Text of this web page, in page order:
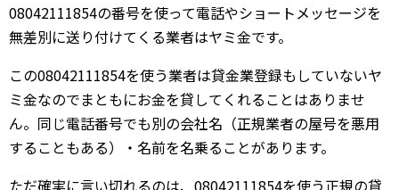
08042111854の番号を使って電話やショートメッセージを
無差別に送り付けてくる業者はヤミ金です。
この08042111854を使う業者は貸金業登録もしていないヤ
ミ金なのでまともにお金を貸してくれることはありませ
ん。同じ電話番号でも別の会社名（正規業者の屋号を悪用
することもある）・名前を名乗ることがあります。
ただ確実に言い切れるのは、08042111854を使う正規の貸